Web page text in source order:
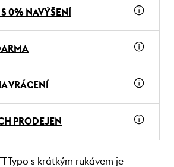
0% NAVÝŠENÍ
VRÁCENÍ
PRODEJEN
Typo s krátkým rukávem je